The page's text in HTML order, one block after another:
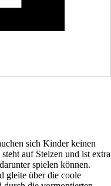
sich Kinder keinen
auf Stelzen und ist extra
spielen können.
gleite über die coole